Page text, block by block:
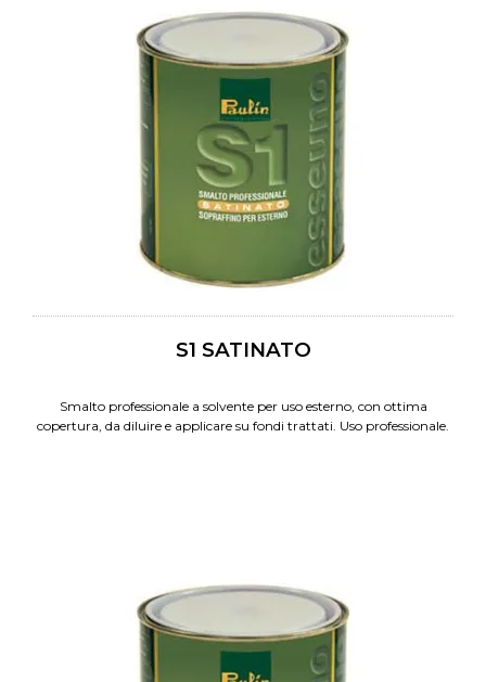
S1 SATINATO
Smalto professionale a solvente per uso esterno, con ottima
copertura, da diluire e applicare su fondi trattati. Uso professionale.